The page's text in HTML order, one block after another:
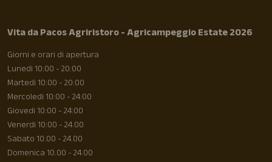
Vita da Pacos Agriristoro - Agricampeggio Estate 2026
Giorni e orari di apertura
Lunedì 10:00 - 20:00
Martedì 10:00 - 20:00
Mercoledì 10:00 - 24:00
Giovedì 10:00 - 24:00
Venerdì 10:00 - 24.00
Sabato 10.00 - 24.00
Domenica 10.00 - 24.00